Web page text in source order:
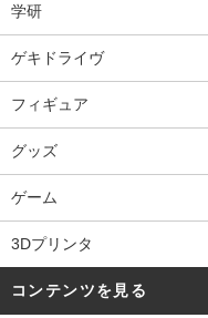
学研
ゲキドライヴ
フィギュア
グッズ
ゲーム
3Dプリンタ
コンテンツを見る